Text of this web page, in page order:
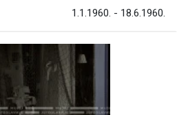
1.1.1960. - 18.6.1960.